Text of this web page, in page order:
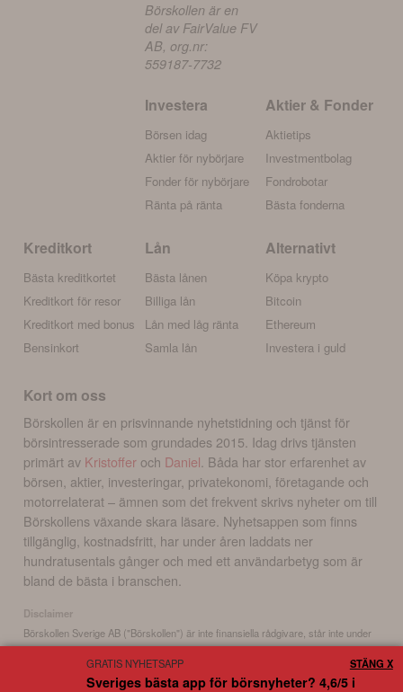
Börskollen är en
del av FairValue FV
AB, org.nr:
559187-7732
Investera
Börsen idag
Aktier för nybörjare
Fonder för nybörjare
Ränta på ränta
Aktier & Fonder
Aktietips
Investmentbolag
Fondrobotar
Bästa fonderna
Kreditkort
Bästa kreditkortet
Kreditkort för resor
Kreditkort med bonus
Bensinkort
Lån
Bästa lånen
Billiga lån
Lån med låg ränta
Samla lån
Alternativt
Köpa krypto
Bitcoin
Ethereum
Investera i guld
Kort om oss
Börskollen är en prisvinnande nyhetstidning och tjänst för
börsintresserade som grundades 2015. Idag drivs tjänsten
primärt av Kristoffer och Daniel . Båda har stor erfarenhet av
börsen, aktier, investeringar, privatekonomi, företagande och
motorrelaterat – ämnen som det frekvent skrivs nyheter om till
Börskollens växande skara läsare. Nyhetsappen som finns
tillgänglig, kostnadsfritt, har under åren laddats ner
hundratusentals gånger och med ett användarbetyg som är
bland de bästa i branschen.
Disclaimer
Börskollen Sverige AB ("Börskollen") är inte finansiella rådgivare, står inte under
finansinspektionens tillsyn och ger inga råd till dig. Detta innebär att
investeringsbeslut baserade på information som direkt eller indirekt härrörande
från Börskollen eller personer med koppling till Börskollen, alltid fattas
GRATIS NYHETSAPP
Sveriges bästa app för börsnyheter? 4,6/5 i
STÄNG X